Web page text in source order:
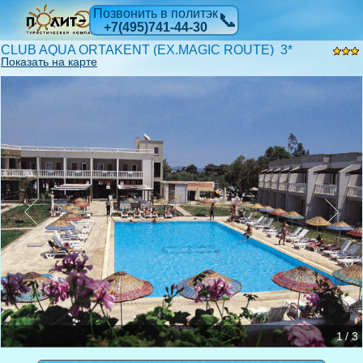
Позвонить в политэк
+7(495)741-44-30
📞
CLUB AQUA ORTAKENT (EX.MAGIC ROUTE) 3*
Показать на карте
1 / 3